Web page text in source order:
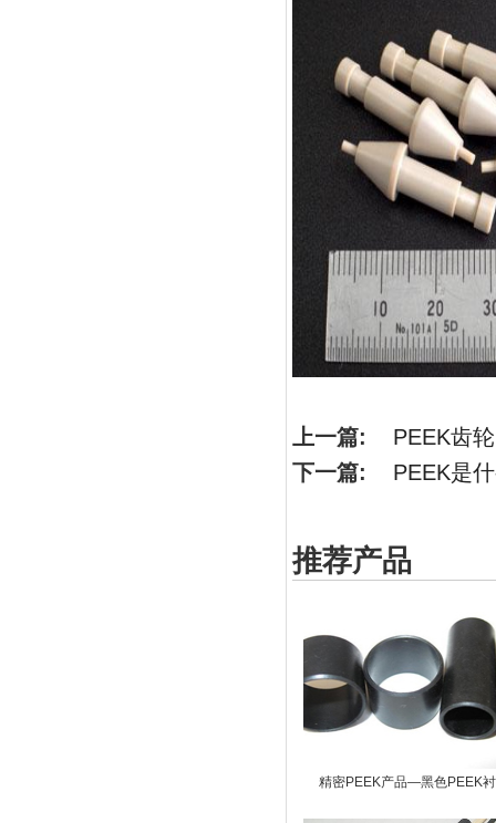
上一篇: PEEK齿轮
下一篇: PEEK是
推荐产品
精密PEEK产品—黑色PEEK